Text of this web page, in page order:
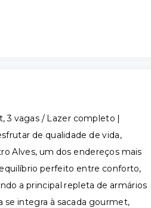
3 vagas / Lazer completo |
de qualidade de vida,
Alves, um dos endereços mais
perfeito entre conforto,
a principal repleta de armários
se integra à sacada gourmet,